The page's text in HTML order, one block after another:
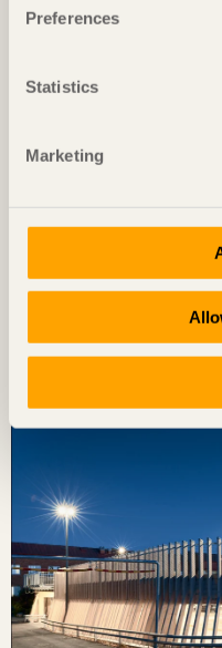
Preferences
Statistics
Marketing
Diskret placerat experiment
på Lisö,